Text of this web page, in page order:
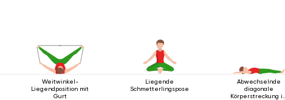
Weitwinkel-
Liegendposition mit
Gurt
Liegende
Schmetterlingspose
Abwechselnde
diagonale
Körperstreckung im